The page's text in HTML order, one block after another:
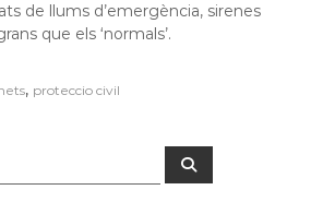
de llums d’emergència, sirenes
que els ‘normals’.
, proteccio civil